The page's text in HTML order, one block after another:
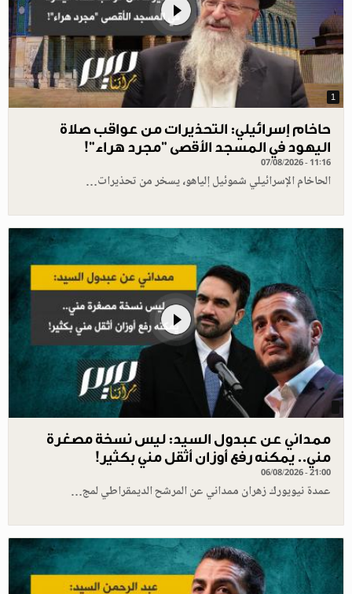
1
حاخام إسرائيلي: التحذيرات من عواقب صلاة
اليهود في المسجد الأقصى "مجرد هراء"!
07/08/2026 - 11:16
الحاخام الإسرائيلي شموئيل إلياهو، يسخر من تحذيرات…
ممداني عن عبدول السيد: ليس نسخة مصغرة
مني.. يمكنه رفع أوزان أثقل مني بكثير!
06/08/2026 - 21:00
عمدة نيويورك زهران ممداني عن المرشح الديمقراطي لمج…